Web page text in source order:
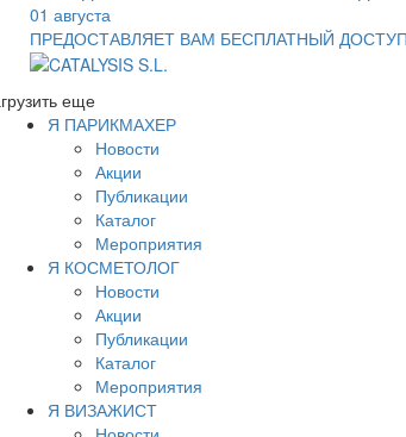
01 августа
ПРЕДОСТАВЛЯЕТ ВАМ БЕСПЛАТНЫЙ
еще
Я ПАРИКМАХЕР
Новости
Акции
Публикации
Каталог
Мероприятия
Я КОСМЕТОЛОГ
Новости
Акции
Публикации
Каталог
Мероприятия
Я ВИЗАЖИСТ